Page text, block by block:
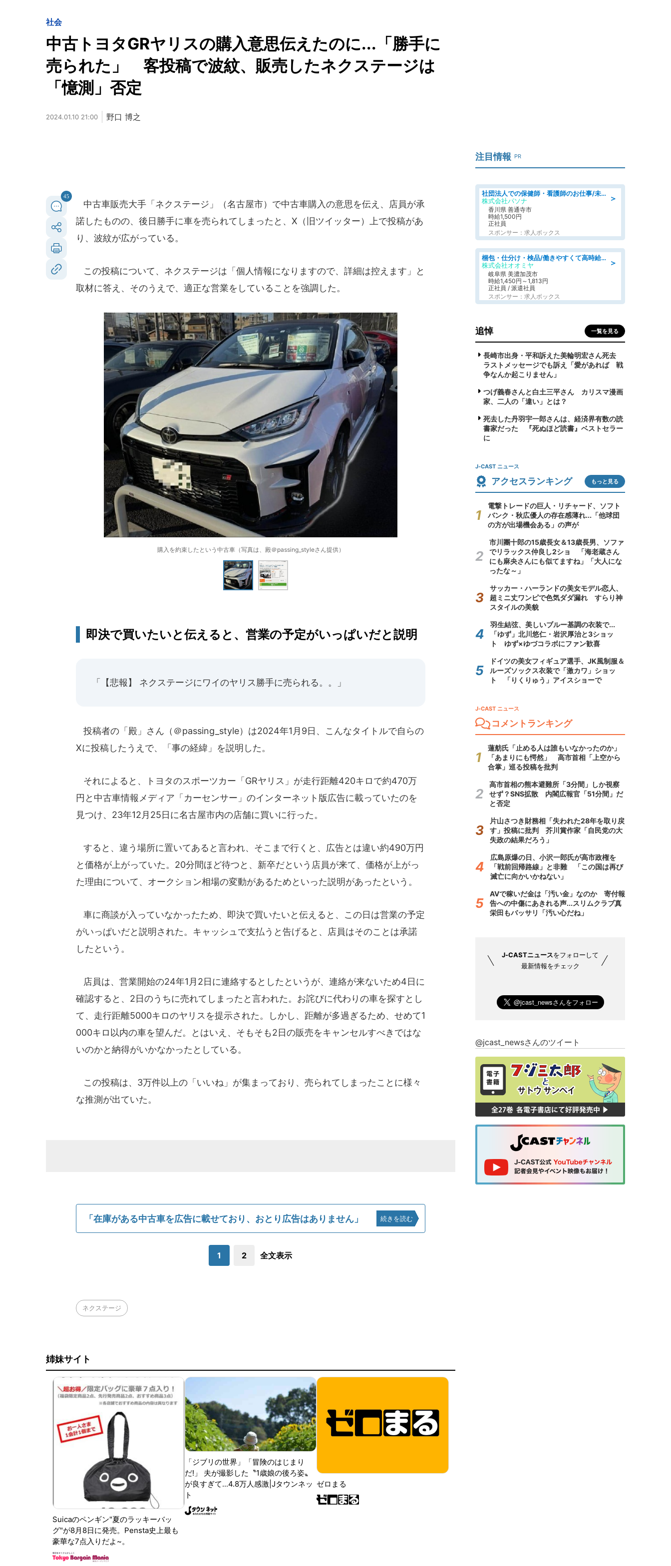
社会
中古トヨタGRヤリスの購入意思伝えたのに...「勝手に
売られた」 客投稿で波紋、販売したネクステージは
「憶測」否定
2024.01.10 21:00 野口 博之
45
中古車販売大手「ネクステージ」（名古屋市）で中古車購入の意思を伝え、店員が承
諾したものの、後日勝手に車を売られてしまったと、X（旧ツイッター）上で投稿があ
り、波紋が広がっている。
この投稿について、ネクステージは「個人情報になりますので、詳細は控えます」と
取材に答え、そのうえで、適正な営業をしていることを強調した。
購入を約束したという中古車（写真は、殿＠passing_styleさん提供）
即決で買いたいと伝えると、営業の予定がいっぱいだと説明
「【悲報】 ネクステージにワイのヤリス勝手に売られる。。」
投稿者の「殿」さん（＠passing_style）は2024年1月9日、こんなタイトルで自らの
Xに投稿したうえで、「事の経緯」を説明した。
それによると、トヨタのスポーツカー「GRヤリス」が走行距離420キロで約470万
円と中古車情報メディア「カーセンサー」のインターネット版広告に載っていたのを
見つけ、23年12月25日に名古屋市内の店舗に買いに行った。
すると、違う場所に置いてあると言われ、そこまで行くと、広告とは違い約490万円
と価格が上がっていた。20分間ほど待つと、新卒だという店員が来て、価格が上がっ
た理由について、オークション相場の変動があるためといった説明があったという。
車に商談が入っていなかったため、即決で買いたいと伝えると、この日は営業の予定
がいっぱいだと説明された。キャッシュで支払うと告げると、店員はそのことは承諾
したという。
店員は、営業開始の24年1月2日に連絡するとしたというが、連絡が来ないため4日に
確認すると、2日のうちに売れてしまったと言われた。お詫びに代わりの車を探すとし
て、走行距離5000キロのヤリスを提示された。しかし、距離が多過ぎるため、せめて1
000キロ以内の車を望んだ。とはいえ、そもそも2日の販売をキャンセルすべきではな
いのかと納得がいかなかったとしている。
この投稿は、3万件以上の「いいね」が集まっており、売られてしまったことに様々
な推測が出ていた。
「在庫がある中古車を広告に載せており、おとり広告はありません」 続きを読む
1 2 全文表示
ネクステージ
姉妹サイト
Suicaのペンギン"夏のラッキーバッ
グ"が8月8日に発売。Pensta史上最も
豪華な7点入りだよ~。
「ジブリの世界」「冒険のはじまり
だ!」 夫が撮影した〝1歳娘の後ろ姿〟
が良すぎて...4.8万人感激|Jタウンネッ
ト
ゼロまる
注目情報 PR
＞
社団法人での保健師・看護師のお仕事/未経験OK/要資格:普通免許、保健師、正看護師
株式会社パソナ
香川県 善通寺市
時給1,500円
正社員
スポンサー：求人ボックス
＞
梱包・仕分け・検品/働きやすくて高時給の仕分け作業長期休暇充実/残業なし
株式会社オオミヤ
岐阜県 美濃加茂市
時給1,450円～1,813円
正社員 / 派遣社員
スポンサー：求人ボックス
追悼 一覧を見る
長崎市出身・平和訴えた美輪明宏さん死去
ラストメッセージでも訴え「愛があれば 戦
争なんか起こりません」
つげ義春さんと白土三平さん カリスマ漫画
家、二人の「違い」とは？
死去した丹羽宇一郎さんは、経済界有数の読
書家だった 『死ぬほど読書』ベストセラー
に
J-CAST ニュース
アクセスランキング もっと見る
電撃トレードの巨人・リチャード、ソフト
バンク・秋広優人の存在感薄れ...「他球団
の方が出場機会ある」の声が
市川團十郎の15歳長女＆13歳長男、ソファ
でリラックス仲良し2ショ 「海老蔵さん
にも麻央さんにも似てますね」「大人にな
ったな～」
サッカー・ハーランドの美女モデル恋人、
超ミニ丈ワンピで色気ダダ漏れ すらり神
スタイルの美貌
羽生結弦、美しいブルー基調の衣装で...
「ゆず」北川悠仁・岩沢厚治と3ショッ
ト ゆず×ゆづコラボにファン歓喜
ドイツの美女フィギュア選手、JK風制服＆
ルーズソックス衣装で「激カワ」ショッ
ト 「りくりゅう」アイスショーで
J-CAST ニュース
コメントランキング
蓮舫氏「止める人は誰もいなかったのか」
「あまりにも愕然」 高市首相「上空から
合掌」巡る投稿を批判
高市首相の熊本避難所「3分間」しか視察
せず？SNS拡散 内閣広報官「51分間」だ
と否定
片山さつき財務相「失われた28年を取り戻
す」投稿に批判 芥川賞作家「自民党の大
失政の結果だろう」
広島原爆の日、小沢一郎氏が高市政権を
「戦前回帰路線」と非難 「この国は再び
滅亡に向かいかねない」
AVで稼いだ金は「汚い金」なのか 寄付報
告への中傷にあきれる声...スリムクラブ真
栄田もバッサリ「汚い心だね」
J-CASTニュースをフォローして
最新情報をチェック
@jcast_newsさんのツイート